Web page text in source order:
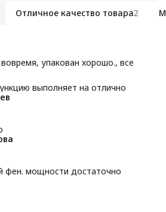
Отличное качество товара2
упакован хорошо., все
выполняет на отлично
фен. мощности достаточно